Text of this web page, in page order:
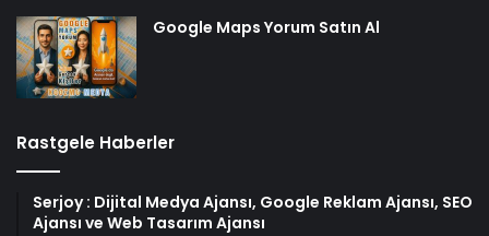
Google Maps Yorum Satın Al
Rastgele Haberler
Serjoy : Dijital Medya Ajansı, Google Reklam Ajansı, SEO
Ajansı ve Web Tasarım Ajansı